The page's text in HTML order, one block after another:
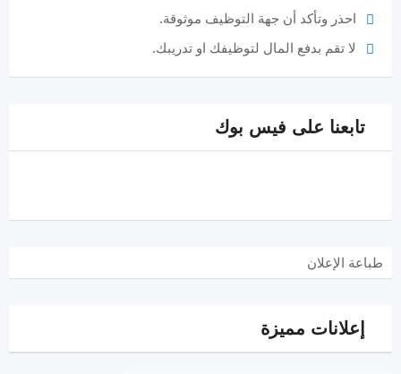
احذر وتأكد أن جهة التوظيف موثوقة.
لا تقم بدفع المال لتوظيفك او تدريبك.
تابعنا على فيس بوك
طباعة الإعلان
إعلانات مميزة